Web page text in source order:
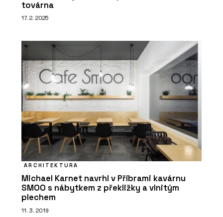
továrna
17. 2. 2025
ARCHITEKTURA
Michael Karnet navrhl v Příbrami kavárnu
SMOO s nábytkem z překližky a vlnitým
plechem
11. 3. 2019